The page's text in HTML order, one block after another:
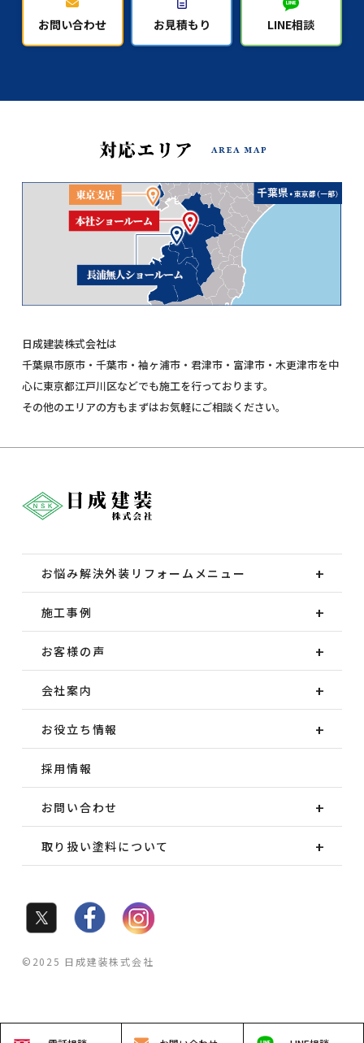
お問い合わせ お見積もり LINE相談
日成建装株式会社は
千葉県市原市・千葉市・袖ヶ浦市・君津市・富津市・木更津市を中
心に東京都江戸川区などでも施工を行っております。
その他のエリアの方もまずはお気軽にご相談ください。
お悩み解決外装 リフォームメニュー
施工事例
お客様の声
会社案内
お役立ち情報
採用情報
お問い合わせ
取り扱い塗料について
©2025 日成建装株式会社